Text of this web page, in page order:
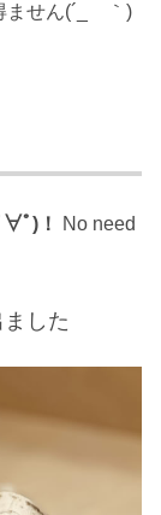
せん(´_ゝ｀)
∀ﾟ)！
No need
した